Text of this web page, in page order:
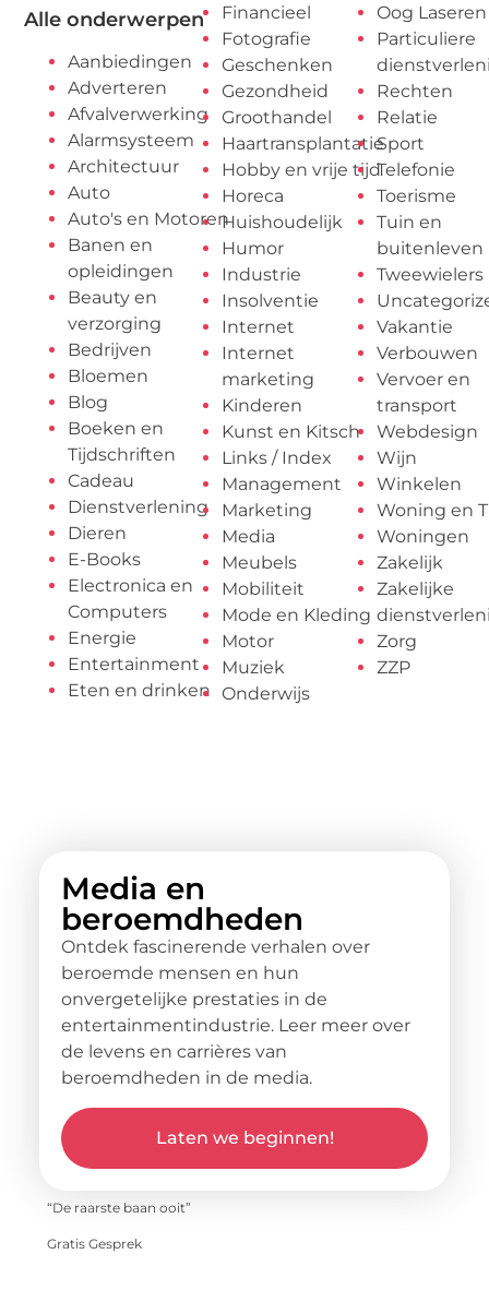
Alle onderwerpen
Aanbiedingen
Adverteren
Afvalverwerking
Alarmsysteem
Architectuur
Auto
Auto's en Motoren
Banen en
opleidingen
Beauty en
verzorging
Bedrijven
Bloemen
Blog
Boeken en
Tijdschriften
Cadeau
Dienstverlening
Dieren
E-Books
Electronica en
Computers
Energie
Entertainment
Eten en drinken
Financieel
Fotografie
Geschenken
Gezondheid
Groothandel
Haartransplantatie
Hobby en vrije tijd
Horeca
Huishoudelijk
Humor
Industrie
Insolventie
Internet
Internet
marketing
Kinderen
Kunst en Kitsch
Links / Index
Management
Marketing
Media
Meubels
Mobiliteit
Mode en Kleding
Motor
Muziek
Onderwijs
Oog Laseren
Particuliere
Rechten
Relatie
Sport
Telefonie
Toerisme
Tuin en
buitenleven
Tweewielers
Vakantie
Verbouwen
Vervoer en
transport
Webdesign
Wijn
Winkelen
Woning en
Woningen
Zakelijk
Zakelijke
Zorg
ZZP
Media en
beroemdheden
Ontdek fascinerende verhalen over
beroemde mensen en hun
onvergetelijke prestaties in de
entertainmentindustrie. Leer meer over
de levens en carrières van
beroemdheden in de media.
Laten we beginnen!
“De raarste baan ooit”
Gratis Gesprek